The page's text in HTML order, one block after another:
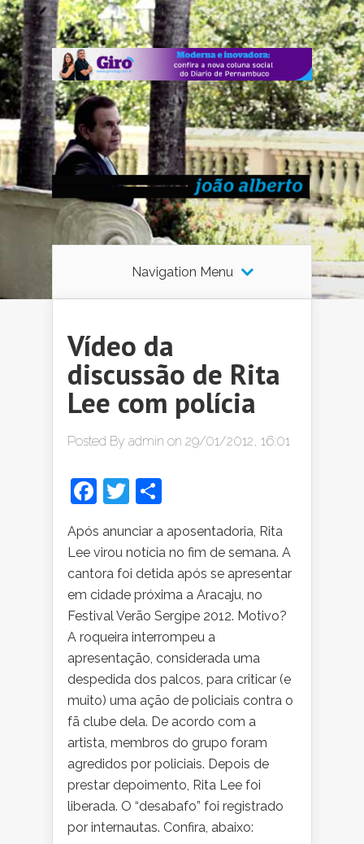
Navigation Menu
Vídeo da
discussão de Rita
Lee com polícia
Posted By admin on 29/01/2012, 16:01
Facebook
Twitter
Após anunciar a aposentadoria, Rita
Lee virou notícia no fim de semana. A
cantora foi detida após se apresentar
em cidade próxima a Aracaju, no
Festival Verão Sergipe 2012. Motivo?
A roqueira interrompeu a
apresentação, considerada uma
despedida dos palcos, para criticar (e
muito) uma ação de policiais contra o
fã clube dela. De acordo com a
artista, membros do grupo foram
agredidos por policiais. Depois de
prestar depoimento, Rita Lee foi
liberada. O “desabafo” foi registrado
por internautas. Confira, abaixo: